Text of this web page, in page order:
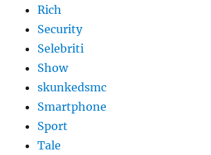
Rich
Security
Selebriti
Show
skunkedsmc
Smartphone
Sport
Tale